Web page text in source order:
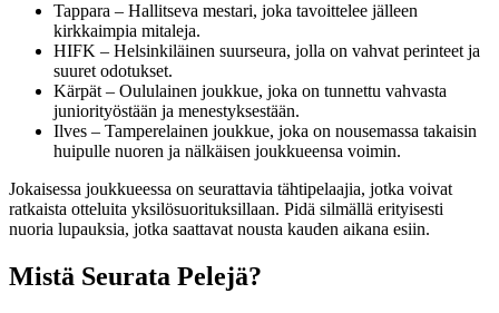
Tappara – Hallitseva mestari, joka tavoittelee jälleen
kirkkaimpia mitaleja.
HIFK – Helsinkiläinen suurseura, jolla on vahvat perinteet ja
suuret odotukset.
Kärpät – Oululainen joukkue, joka on tunnettu vahvasta
juniorityöstään ja menestyksestään.
Ilves – Tamperelainen joukkue, joka on nousemassa takaisin
huipulle nuoren ja nälkäisen joukkueensa voimin.
Jokaisessa joukkueessa on seurattavia tähtipelaajia, jotka voivat
ratkaista otteluita yksilösuorituksillaan. Pidä silmällä erityisesti
nuoria lupauksia, jotka saattavat nousta kauden aikana esiin.
Mistä Seurata Pelejä?